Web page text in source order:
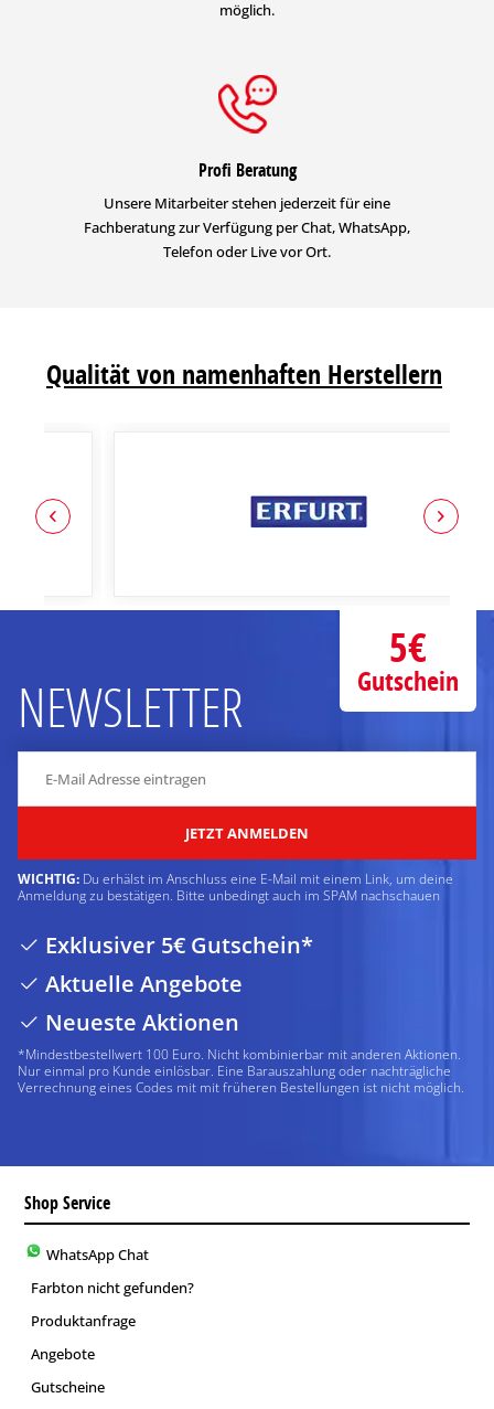
möglich.
Profi Beratung
Unsere Mitarbeiter stehen jederzeit für eine
Fachberatung zur Verfügung per Chat, WhatsApp,
Telefon oder Live vor Ort.
Qualität von namenhaften Herstellern
NEWSLETTER
JETZT ANMELDEN
WICHTIG: Du erhälst im Anschluss eine E-Mail mit einem Link, um deine
Anmeldung zu bestätigen. Bitte unbedingt auch im SPAM nachschauen
Exklusiver 5€ Gutschein*
Aktuelle Angebote
Neueste Aktionen
*Mindestbestellwert 100 Euro. Nicht kombinierbar mit anderen Aktionen.
Nur einmal pro Kunde einlösbar. Eine Barauszahlung oder nachträgliche
Verrechnung eines Codes mit mit früheren Bestellungen ist nicht möglich.
5€
Gutschein
Shop Service
WhatsApp Chat
Farbton nicht gefunden?
Produktanfrage
Angebote
Gutscheine